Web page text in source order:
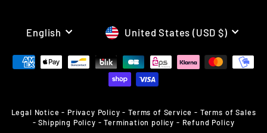
LANGUAGE
English CURRENCY
United States (USD $)
Legal Notice - Privacy Policy -Terms of Service - Terms of Sales
-Shipping Policy -Termination policy - Refund Policy